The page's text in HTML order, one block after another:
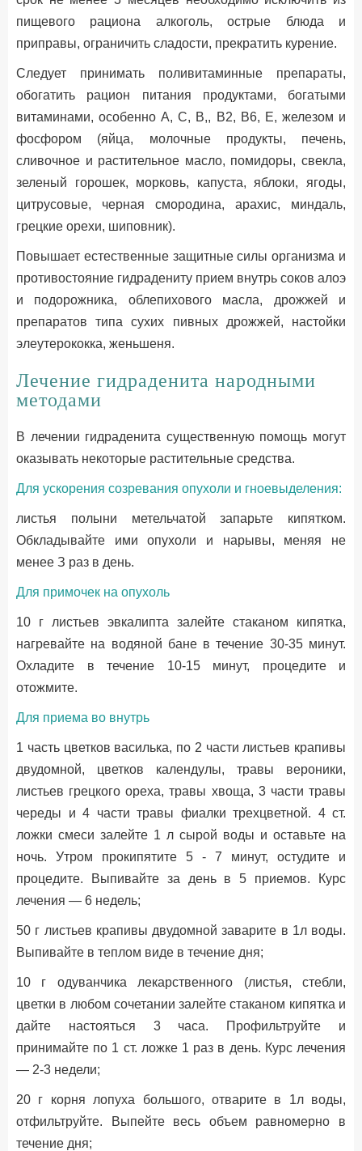
пищевого рациона алкоголь, острые блюда и
приправы, ограничить сладости, прекратить курение.
Следует принимать поливитаминные препараты,
обогатить рацион питания продуктами, богатыми
витаминами, особенно А, С, В,, В2, В6, Е, железом и
фосфором (яйца, молочные продукты, печень,
сливочное и растительное масло, помидоры, свекла,
зеленый горошек, морковь, капуста, яблоки, ягоды,
цитрусовые, черная смородина, арахис, миндаль,
грецкие орехи, шиповник).
Повышает естественные защитные силы организма и
противостояние гидрадениту прием внутрь соков алоэ
и подорожника, облепихового масла, дрожжей и
препаратов типа сухих пивных дрожжей, настойки
элеутерококка, женьшеня.
Лечение гидраденита народными
методами
В лечении гидраденита существенную помощь могут
оказывать некоторые растительные средства.
Для ускорения созревания опухоли и гноевыделения:
листья полыни метельчатой запарьте кипятком.
Обкладывайте ими опухоли и нарывы, меняя не
менее З раз в день.
Для примочек на опухоль
10 г листьев эвкалипта залейте стаканом кипятка,
нагревайте на водяной бане в течение 30-35 минут.
Охладите в течение 10-15 минут, процедите и
отожмите.
Для приема во внутрь
1 часть цветков василька, по 2 части листьев крапивы
двудомной, цветков календулы, травы вероники,
листьев грецкого ореха, травы хвоща, 3 части травы
череды и 4 части травы фиалки трехцветной. 4 ст.
ложки смеси залейте 1 л сырой воды и оставьте на
ночь. Утром прокипятите 5 - 7 минут, остудите и
процедите. Выпивайте за день в 5 приемов. Курс
лечения — 6 недель;
50 г листьев крапивы двудомной заварите в 1л воды.
Выпивайте в теплом виде в течение дня;
10 г одуванчика лекарственного (листья, стебли,
цветки в любом сочетании залейте стаканом кипятка и
дайте настояться 3 часа. Профильтруйте и
принимайте по 1 ст. ложке 1 раз в день. Курс лечения
— 2-3 недели;
20 г корня лопуха большого, отварите в 1л воды,
отфильтруйте. Выпейте весь объем равномерно в
течение дня;